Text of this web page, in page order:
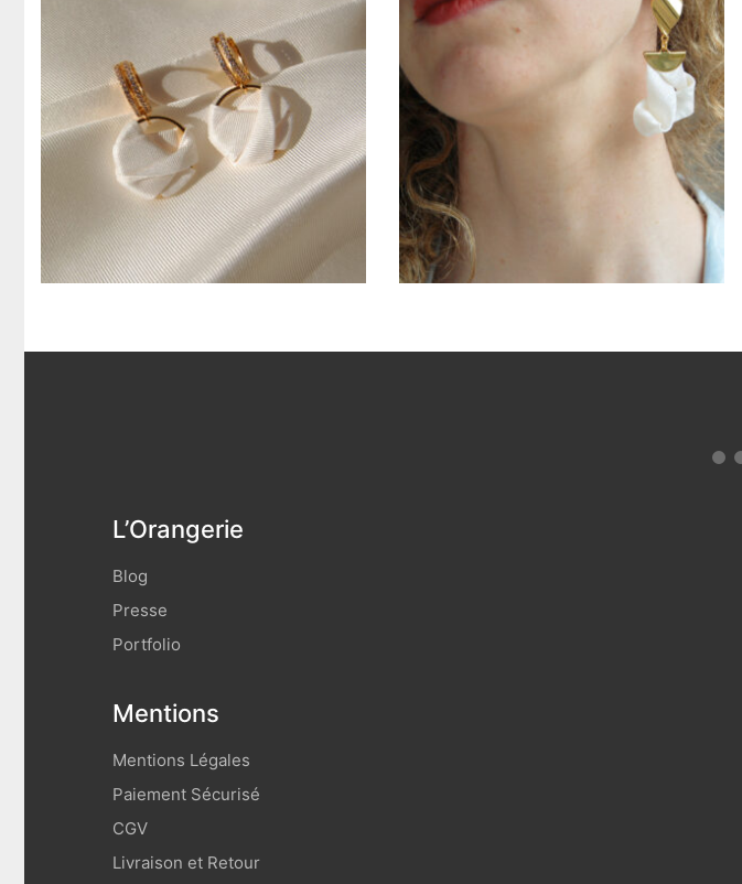
L’Orangerie
Blog
Presse
Portfolio
Mentions
Mentions Légales
Paiement Sécurisé
CGV
Livraison et Retour